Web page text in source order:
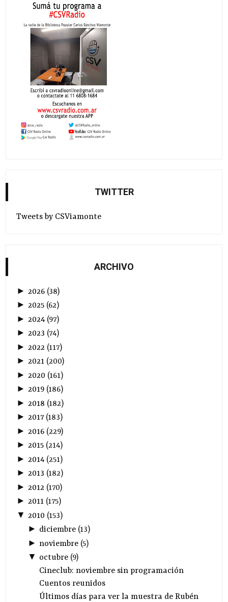
TWITTER
Tweets by CSViamonte
ARCHIVO
► 2026 (38)
►2025 (62)
► 2024 (97)
►2023 (74)
► 2022 (117)
►2021 (200)
► 2020 (161)
►2019 (186)
► 2018 (182)
►2017(183)
► 2016 (229)
►2015 (214)
► 2014 (251)
►2013 (182)
► 2012 (170)
►2011 (175)
▼ 2010 (153)
► diciembre(13)
► noviembre(5)
▼ octubre(9)
Cineclub: noviembre sin programación
Cuentos reunidos
Últimos días para ver la muestra de Rubén